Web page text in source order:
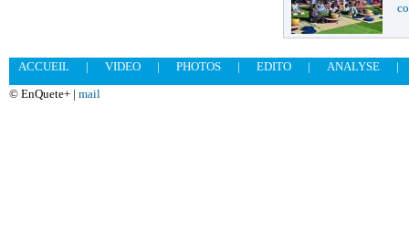
ACCUEIL | VIDEO | PHOTOS | EDITO | ANALYSE
|
© EnQuete+ | mail